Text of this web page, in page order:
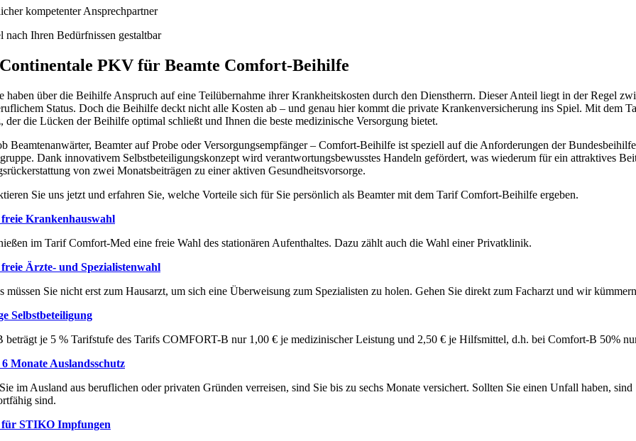
kompetenter Ansprechpartner
nach Ihren Bedürfnissen gestaltbar
PKV für Beamte Comfort-Beihilfe
haben über die Beihilfe Anspruch auf eine Teilübernahme ihrer Krankheitskosten durch den Dienstherrn. Dieser Anteil liegt in der Regel
Status. Doch die Beihilfe deckt nicht alle Kosten ab – und genau hier kommt die private Krankenversicherung ins Spiel. Mit dem
der die Lücken der Beihilfe optimal schließt und Ihnen die beste medizinische Versorgung bietet.
Beamtenanwärter, Beamter auf Probe oder Versorgungsempfänger – Comfort-Beihilfe ist speziell auf die Anforderungen der
Dank innovativem Selbstbeteiligungskonzept wird verantwortungsbewusstes Handeln gefördert, was wiederum für ein attraktives
von zwei Monatsbeiträgen zu einer aktiven Gesundheitsvorsorge.
Sie uns jetzt und erfahren Sie, welche Vorteile sich für Sie persönlich als Beamter mit dem Tarif Comfort-Beihilfe ergeben.
Krankenhauswahl
im Tarif Comfort-Med eine freie Wahl des stationären Aufenthaltes. Dazu zählt auch die Wahl einer Privatklinik.
Ärzte- und Spezialistenwahl
müssen Sie nicht erst zum Hausarzt, um sich eine Überweisung zum Spezialisten zu holen. Gehen Sie direkt zum Facharzt und wir
Selbstbeteiligung
beträgt je 5 % Tarifstufe des Tarifs COMFORT-B nur 1,00 € je medizinischer Leistung und 2,50 € je Hilfsmittel, d.h. bei Comfort-B 50%
Monate Auslandsschutz
im Ausland aus beruflichen oder privaten Gründen verreisen, sind Sie bis zu sechs Monate versichert. Sollten Sie einen Unfall haben,
sind.
STIKO Impfungen